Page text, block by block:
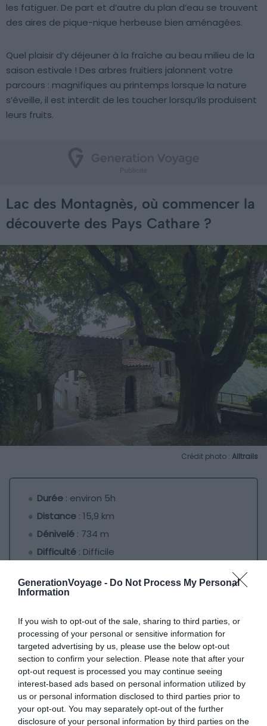
GenerationVoyage - Do Not Process My Personal
Information
If you wish to opt-out of the sale, sharing to third parties, or
processing of your personal or sensitive information for
targeted advertising by us, please use the below opt-out
section to confirm your selection. Please note that after your
opt-out request is processed you may continue seeing
interest-based ads based on personal information utilized by
us or personal information disclosed to third parties prior to
your opt-out. You may separately opt-out of the further
disclosure of your personal information by third parties on the
les fatiguer. De part et d’autre du plan d’eau se trouvent
des aires de pique-nique herbeuse bien aménagées.
Quel plaisir d’y déjeuner à la fraîche au beau milieu de la
saison estivale ! Des arbres fruitiers jalonnent votre
parcours : magnifiques au printemps lorsque la nature
s’éveille, il est interdit de les toucher lorsqu’ils produisent
leurs fruits.
Lac des Montagnès, où commencer la
découverte des Pays Cathare ?
Crédit photo : Alltrails
Durée : environ 5h
Distance : 15,9 km
Dénivelé : 734 m
Difficulté : Difficile
touristique. Elle traverse le village d’Hautpoul, haut lieu du
catharisme et berceau de la ville de Mazamet. Le circuit
enchaîne les lacets entre les gorges de l’Arnette et sa
vallée. Un point de vue exceptionnel sur cette dernière
vous est proposé de la passerelle de Mazamet.
Longue de 140 mètres de long, elle est perchée à plus de